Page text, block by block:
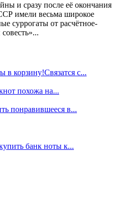
и сразу после её окончания
имели весьма широкое
суррогаты от расчётное-
в корзину!Связатся с...
похожа на...
понравившееся в...
банк ноты к...